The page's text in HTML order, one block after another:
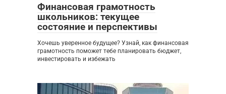
Финансовая грамотность
школьников: текущее
состояние и перспективы
Хочешь уверенное будущее? Узнай, как финансовая
грамотность поможет тебе планировать бюджет,
инвестировать и избежать